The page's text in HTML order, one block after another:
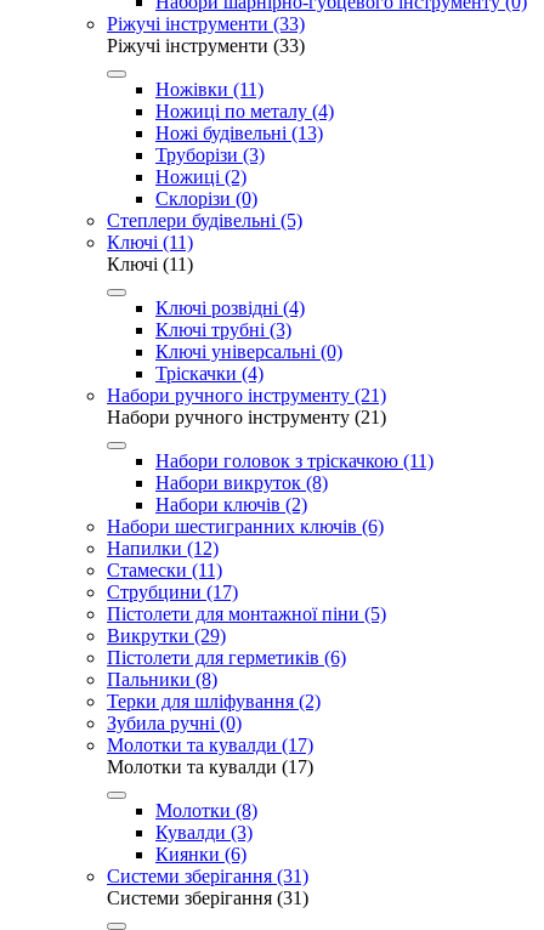
Ріжучі інструменти (33)
Ріжучі інструменти (33)
Ножівки (11)
Ножиці по металу (4)
Ножі будівельні (13)
Труборізи (3)
Ножиці (2)
Cклорізи (0)
Степлери будівельні (5)
Ключі (11)
Ключі (11)
Ключі розвідні (4)
Ключі трубні (3)
Ключі універсальні (0)
Тріскачки (4)
Набори ручного інструменту (21)
Набори ручного інструменту (21)
Набори головок з тріскачкою (11)
Набори викруток (8)
Набори ключів (2)
Набори шестигранних ключів (6)
Напилки (12)
Стамески (11)
Струбцини (17)
Пістолети для монтажної піни (5)
Викрутки (29)
Пістолети для герметиків (6)
Пальники (8)
Терки для шліфування (2)
Зубила ручні (0)
Молотки та кувалди (17)
Молотки та кувалди (17)
Молотки (8)
Кувалди (3)
Киянки (6)
Системи зберігання (31)
Системи зберігання (31)